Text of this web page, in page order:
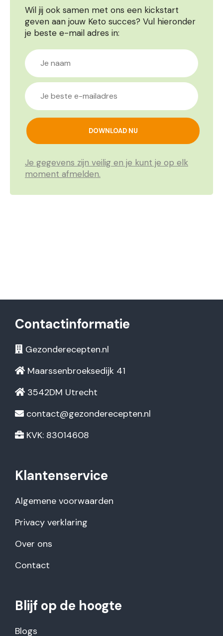
Wil jij ook samen met ons een kickstart
geven aan jouw Keto succes? Vul hieronder
je beste e-mail adres in:
Je gegevens zijn veilig en je kunt je op elk
moment afmelden.
Contactinformatie
Gezonderecepten.nl
Maarssenbroeksedijk 41
3542DM Utrecht
contact@gezonderecepten.nl
KVK: 83014608
Klantenservice
Algemene voorwaarden
Privacy verklaring
Over ons
Contact
Blijf op de hoogte
Blogs